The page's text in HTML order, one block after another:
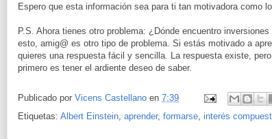
Espero que esta información sea para ti tan motivadora como
P.S. Ahora tienes otro problema: ¿Dónde encuentro
esto, amig@ es otro tipo de problema. Si estás motivado a
quieres una respuesta fácil y sencilla. La respuesta existe,
primero es tener el ardiente deseo de saber.
Publicado por Vicens Castellano en 7:39
Etiquetas: Albert Einstein aprender, formarse interés